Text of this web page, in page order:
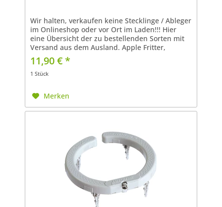
Wir halten, verkaufen keine Stecklinge / Ableger
im Onlineshop oder vor Ort im Laden!!! Hier
eine Übersicht der zu bestellenden Sorten mit
Versand aus dem Ausland. Apple Fritter,
Amnesia Haze, Animal Tsunami, Afghani 1,
Bananaconda, Blue...
11,90 € *
1 Stück
Merken